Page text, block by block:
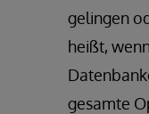
gelingen
heißt,
gesamte